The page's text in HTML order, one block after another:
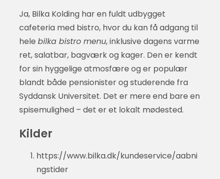
Ja, Bilka Kolding har en fuldt udbygget
cafeteria med bistro, hvor du kan få adgang til
hele bilka bistro menu, inklusive dagens varme
ret, salatbar, bagværk og kager. Den er kendt
for sin hyggelige atmosfære og er populær
blandt både pensionister og studerende fra
Syddansk Universitet. Det er mere end bare en
spisemulighed – det er et lokalt mødested.
Kilder
https://www.bilka.dk/kundeservice/aabni
ngstider